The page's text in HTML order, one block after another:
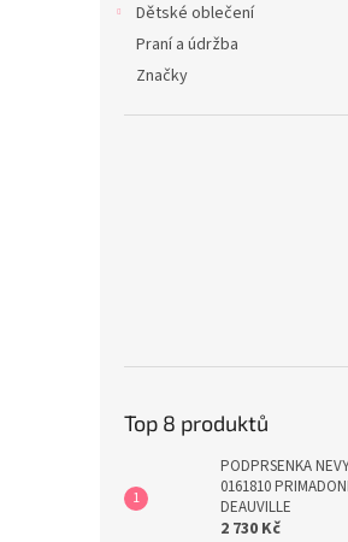
Dětské oblečení
Praní a údržba
Značky
Top 8 produktů
PODPRSENKA
0161810
DEAUVILLE
2 730 Kč